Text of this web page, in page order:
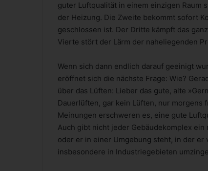
guter Luftqualität in einem einzigen
der Heizung. Die Zweite bekommt sofort
geschlossen ist. Der Dritte kämpft das
Vierte stört der Lärm der naheliegenden
Wenn sich dann endlich darauf geeinigt
eröffnet sich die nächste Frage: Wie?
über das Lüften: Lieber das gute, alte
Dauerlüften, gar kein Lüften, nur morgens
Meinungen erschweren es, eine gute
Auch gibt nicht jeder Gebäudekomplex
oder er in einer Umgebung steht, in der er
insbesondere in Industriegebieten